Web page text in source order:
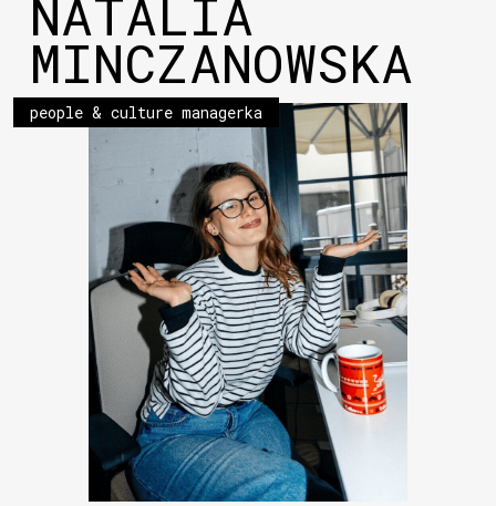
NATALIA
MINCZANOWSKA
people & culture managerka